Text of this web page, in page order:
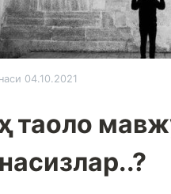
04.10.2021
таоло